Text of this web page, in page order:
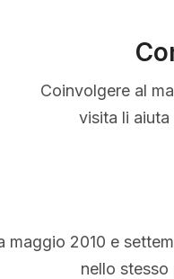
Coinvolgere al
visita li aiuta
2010 e
nello stesso